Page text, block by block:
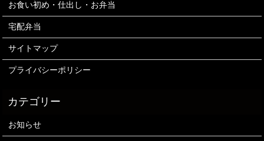
お食い初め・仕出し・お弁当
宅配弁当
サイトマップ
プライバシーポリシー
お知らせ